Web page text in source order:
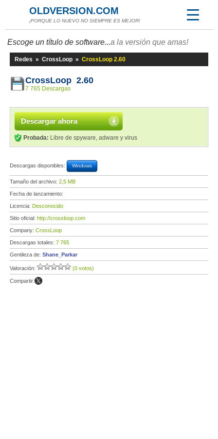
OLDVERSION.COM
¡PORQUE LO NUEVO NO SIEMPRE ES MEJOR!
Escoge un título de software...a la versión que amas!
Redes » CrossLoop » CrossLoop 2.60
CrossLoop 2.60
7 765 Descargas
Descargar ahora
Probada: Libre de spyware, adware y virus
Descargas disponibles: Windows
Tamaño del archivo: 2,5 MB
Fecha de lanzamiento:
Licencia: Desconocido
Sitio oficial: http://crossloop.com
Company: CrossLoop
Descargas totales: 7 765
Gentileza de: Shane_Parkar
Valoración: (0 votos)
Compartir: